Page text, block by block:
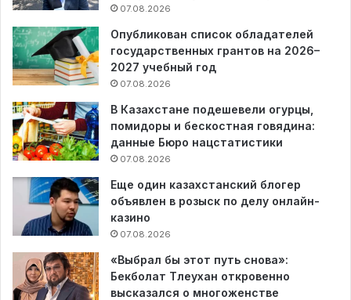
07.08.2026
Опубликован список обладателей
государственных грантов на 2026–
2027 учебный год
07.08.2026
В Казахстане подешевели огурцы,
помидоры и бескостная говядина:
данные Бюро нацстатистики
07.08.2026
Еще один казахстанский блогер
объявлен в розыск по делу онлайн-
казино
07.08.2026
«Выбрал бы этот путь снова»:
Бекболат Тлеухан откровенно
высказался о многоженстве